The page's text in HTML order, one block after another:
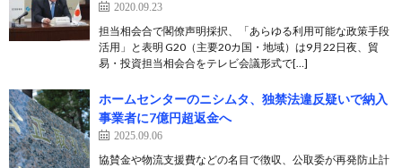
2020.09.23
担当相会合で閣僚声明採択、「あらゆる利用可能な政策手段
活用」と表明 G20（主要20カ国・地域）は9月22日夜、貿
易・投資担当相会合をテレビ会議形式で[…]
ホームセンターのニシムタ、独禁法違反疑いで納入
事業者に7億円超返金へ
2025.09.06
協賛金や物流支援費などの名目で徴収、公取委が再発防止計